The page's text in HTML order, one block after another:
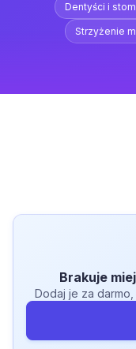
Dentyści i
Strzyżenie
Brakuje
Dodaj je za